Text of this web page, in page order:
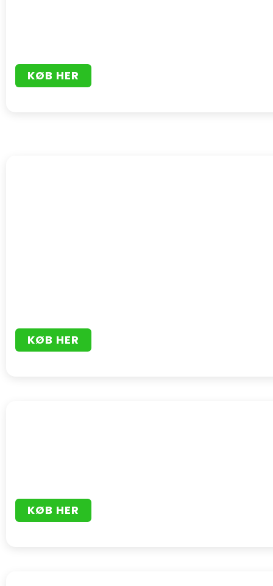
KØB HER
KØB HER
KØB HER